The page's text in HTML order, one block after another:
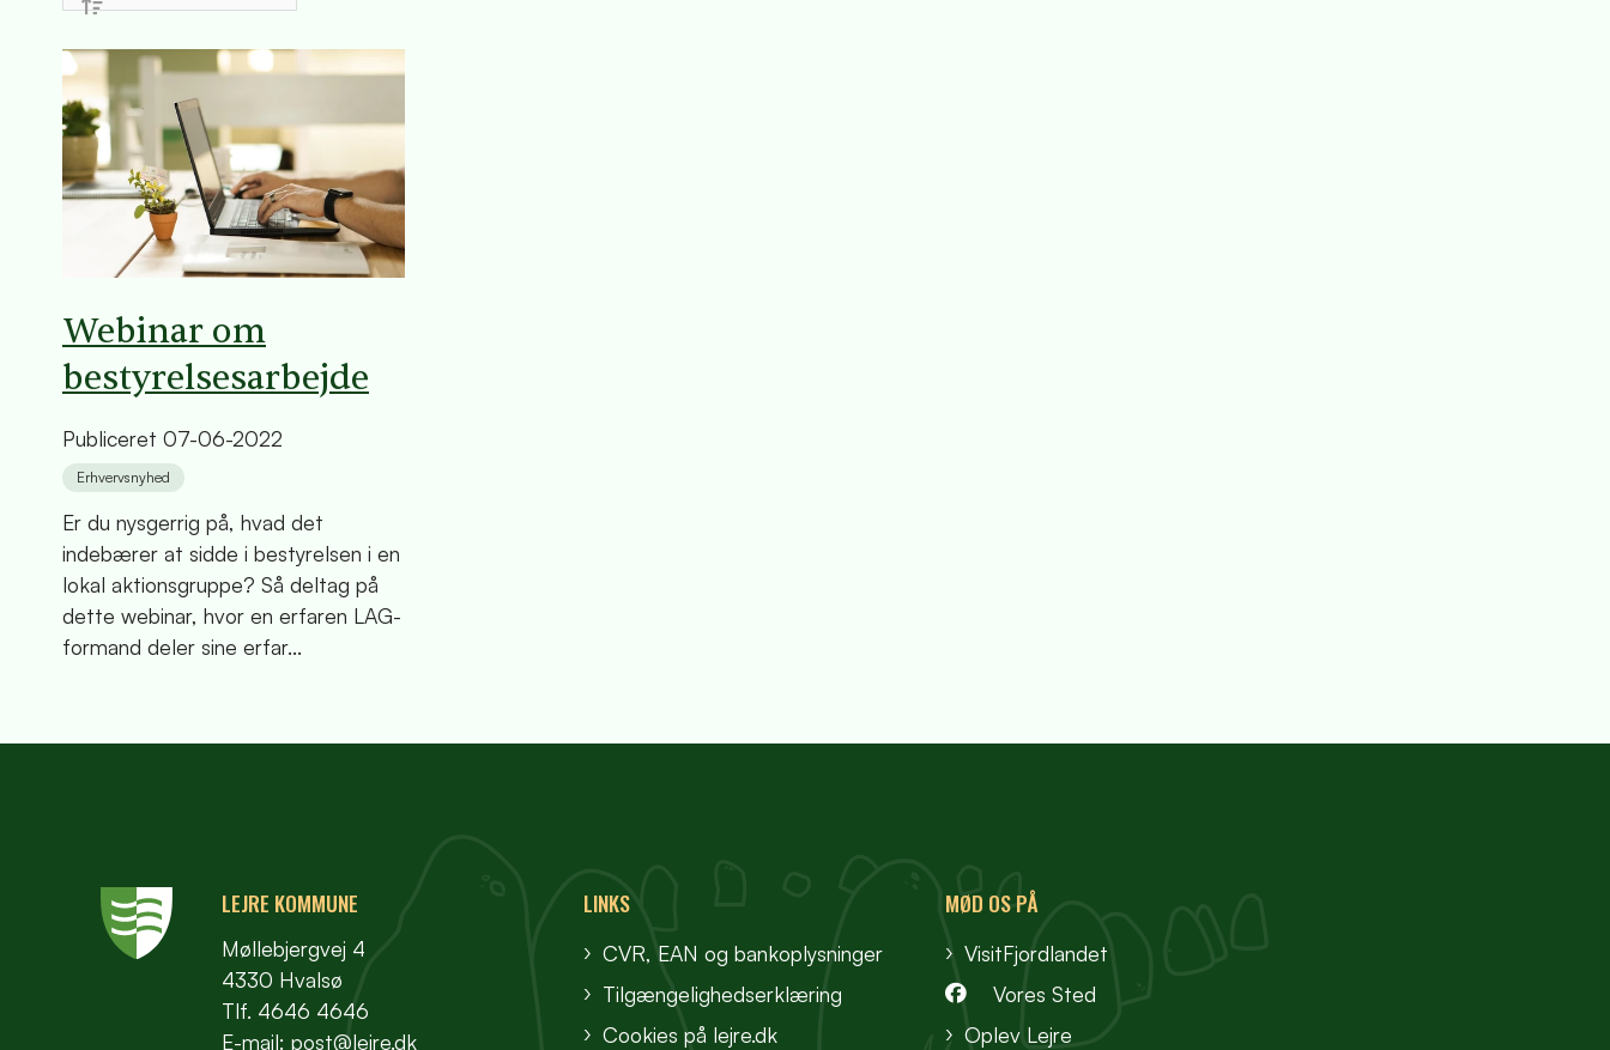
Webinar om
bestyrelsesarbejde
Publiceret 07-06-2022
Erhvervsnyhed
Er du nysgerrig på, hvad det
indebærer at sidde i bestyrelsen i en
lokal aktionsgruppe? Så deltag på
dette webinar, hvor en erfaren LAG-
formand deler sine erfar...
LEJRE KOMMUNE
Møllebjergvej 4
4330 Hvalsø
Tlf. 4646 4646
E-mail: post@lejre.dk
LINKS
CVR, EAN og bankoplysninger
Tilgængelighedserklæring
Cookies på lejre.dk
MØD OS PÅ
VisitFjordlandet
Vores Sted
Oplev Lejre